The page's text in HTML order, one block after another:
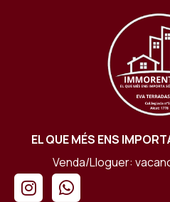
EL QUE MÉS ENS
Venda/Lloguer: